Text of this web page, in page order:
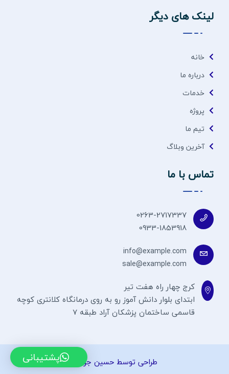
لینک های دیگر
خانه
درباره ما
خدمات
پروژه
تیم ما
آخرین وبلاگ
تماس با ما
0263-2717337
0933-1853918
info@example.com
sale@example.com
کرج چهار راه هفت تیر
ابتدای بلوار دانش آموز رو به روی درمانگاه کلانتری کوچه
قاسمی ساختمان پزشکان آراد طبقه 7
طراحی توسط حسین جوادی پشتیبانی